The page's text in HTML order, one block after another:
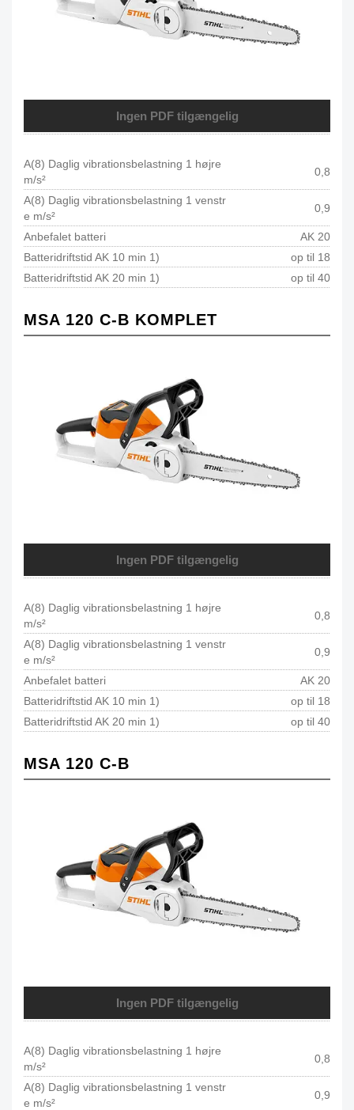
Ingen PDF tilgængelig
A(8) Daglig vibrationsbelastning 1 højre
m/s²
0,8
A(8) Daglig vibrationsbelastning 1 venstr
e m/s²
0,9
Anbefalet batteri
AK 20
Batteridriftstid AK 10 min 1)
op til 18
Batteridriftstid AK 20 min 1)
op til 40
MSA 120 C-B KOMPLET
Ingen PDF tilgængelig
A(8) Daglig vibrationsbelastning 1 højre
m/s²
0,8
A(8) Daglig vibrationsbelastning 1 venstr
e m/s²
0,9
Anbefalet batteri
AK 20
Batteridriftstid AK 10 min 1)
op til 18
Batteridriftstid AK 20 min 1)
op til 40
MSA 120 C-B
Ingen PDF tilgængelig
A(8) Daglig vibrationsbelastning 1 højre
m/s²
0,8
A(8) Daglig vibrationsbelastning 1 venstr
e m/s²
0,9